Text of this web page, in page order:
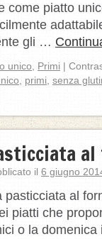
come piatto
gli …
unico Primi |
primi senza
il 6 giugno
pasticciata al
piatti che
o la domenica